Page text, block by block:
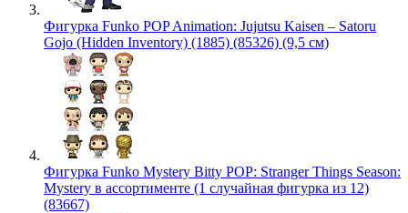
Фигурка Funko POP Animation: Jujutsu Kaisen – Satoru
Gojo (Hidden Inventory) (1885) (85326) (9,5 см)
Фигурка Funko Mystery Bitty POP: Stranger Things Season:
Mystery в ассортименте (1 случайная фигурка из 12)
(83667)